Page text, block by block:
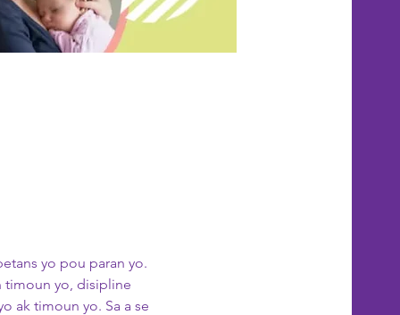
yo pou paran yo.
timoun yo, disipline
ak timoun yo. Sa a se